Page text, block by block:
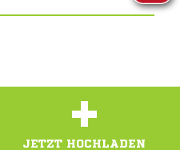
+
JETZT HOCHLADEN